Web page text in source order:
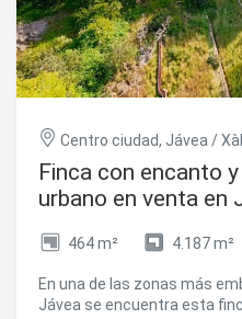
Centro ciudad, Jávea /
Finca con encanto
urbano en venta en
464 m² 4.187 m²
En una de las zonas más
Jávea se encuentra esta